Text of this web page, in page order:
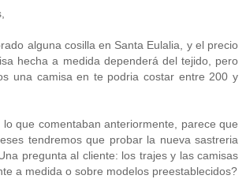
alguna cosilla en Santa Eulalia, y el precio
hecha a medida dependerá del tejido, pero
una camisa en te podria costar entre 200 y
lo que comentaban anteriormente, parece que
tendremos que probar la nueva sastreria
pregunta al cliente: los trajes y las camisas
a medida o sobre modelos preestablecidos?